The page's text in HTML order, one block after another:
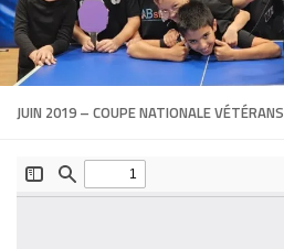
JUIN 2019 – COUPE NATIONALE VÉTÉRANS